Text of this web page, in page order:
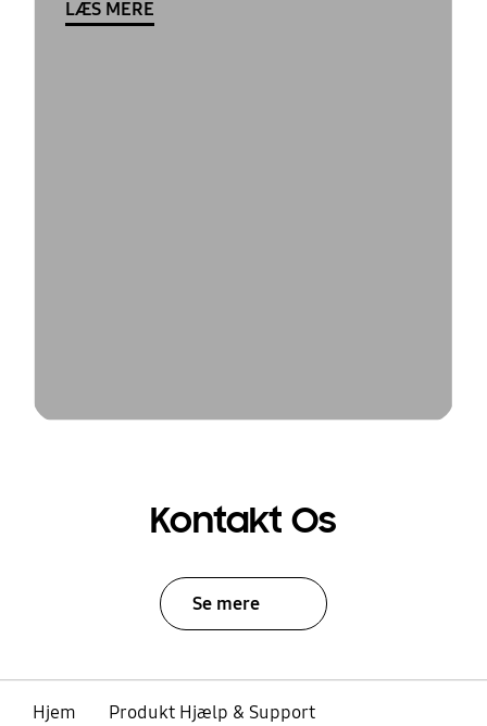
LÆS MERE
Kontakt Os
Se mere
Hjem
Produkt Hjælp & Support